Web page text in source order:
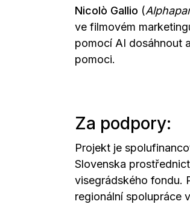
Nicolò Gallio (
ve filmovém
pomocí AI dosáhnout
pomoci.
Za podpory:
Projekt je
Slovenska
visegrádského fondu.
regionální spolupráce